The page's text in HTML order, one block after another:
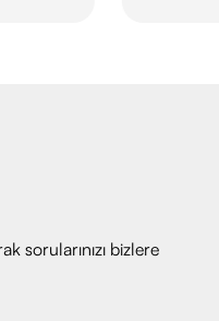
sorularınızı bizlere